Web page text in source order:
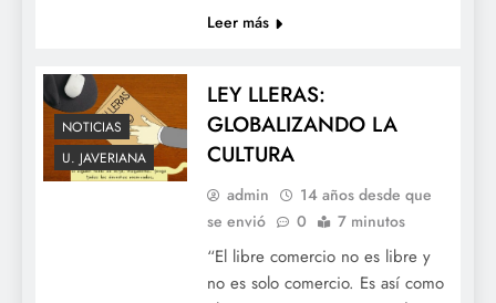
Leer más
NOTICIAS
U. JAVERIANA
LEY LLERAS:
GLOBALIZANDO LA
CULTURA
admin
14 años desde que
se envió
0 7 minutos
“El libre comercio no es libre y
no es solo comercio. Es así como